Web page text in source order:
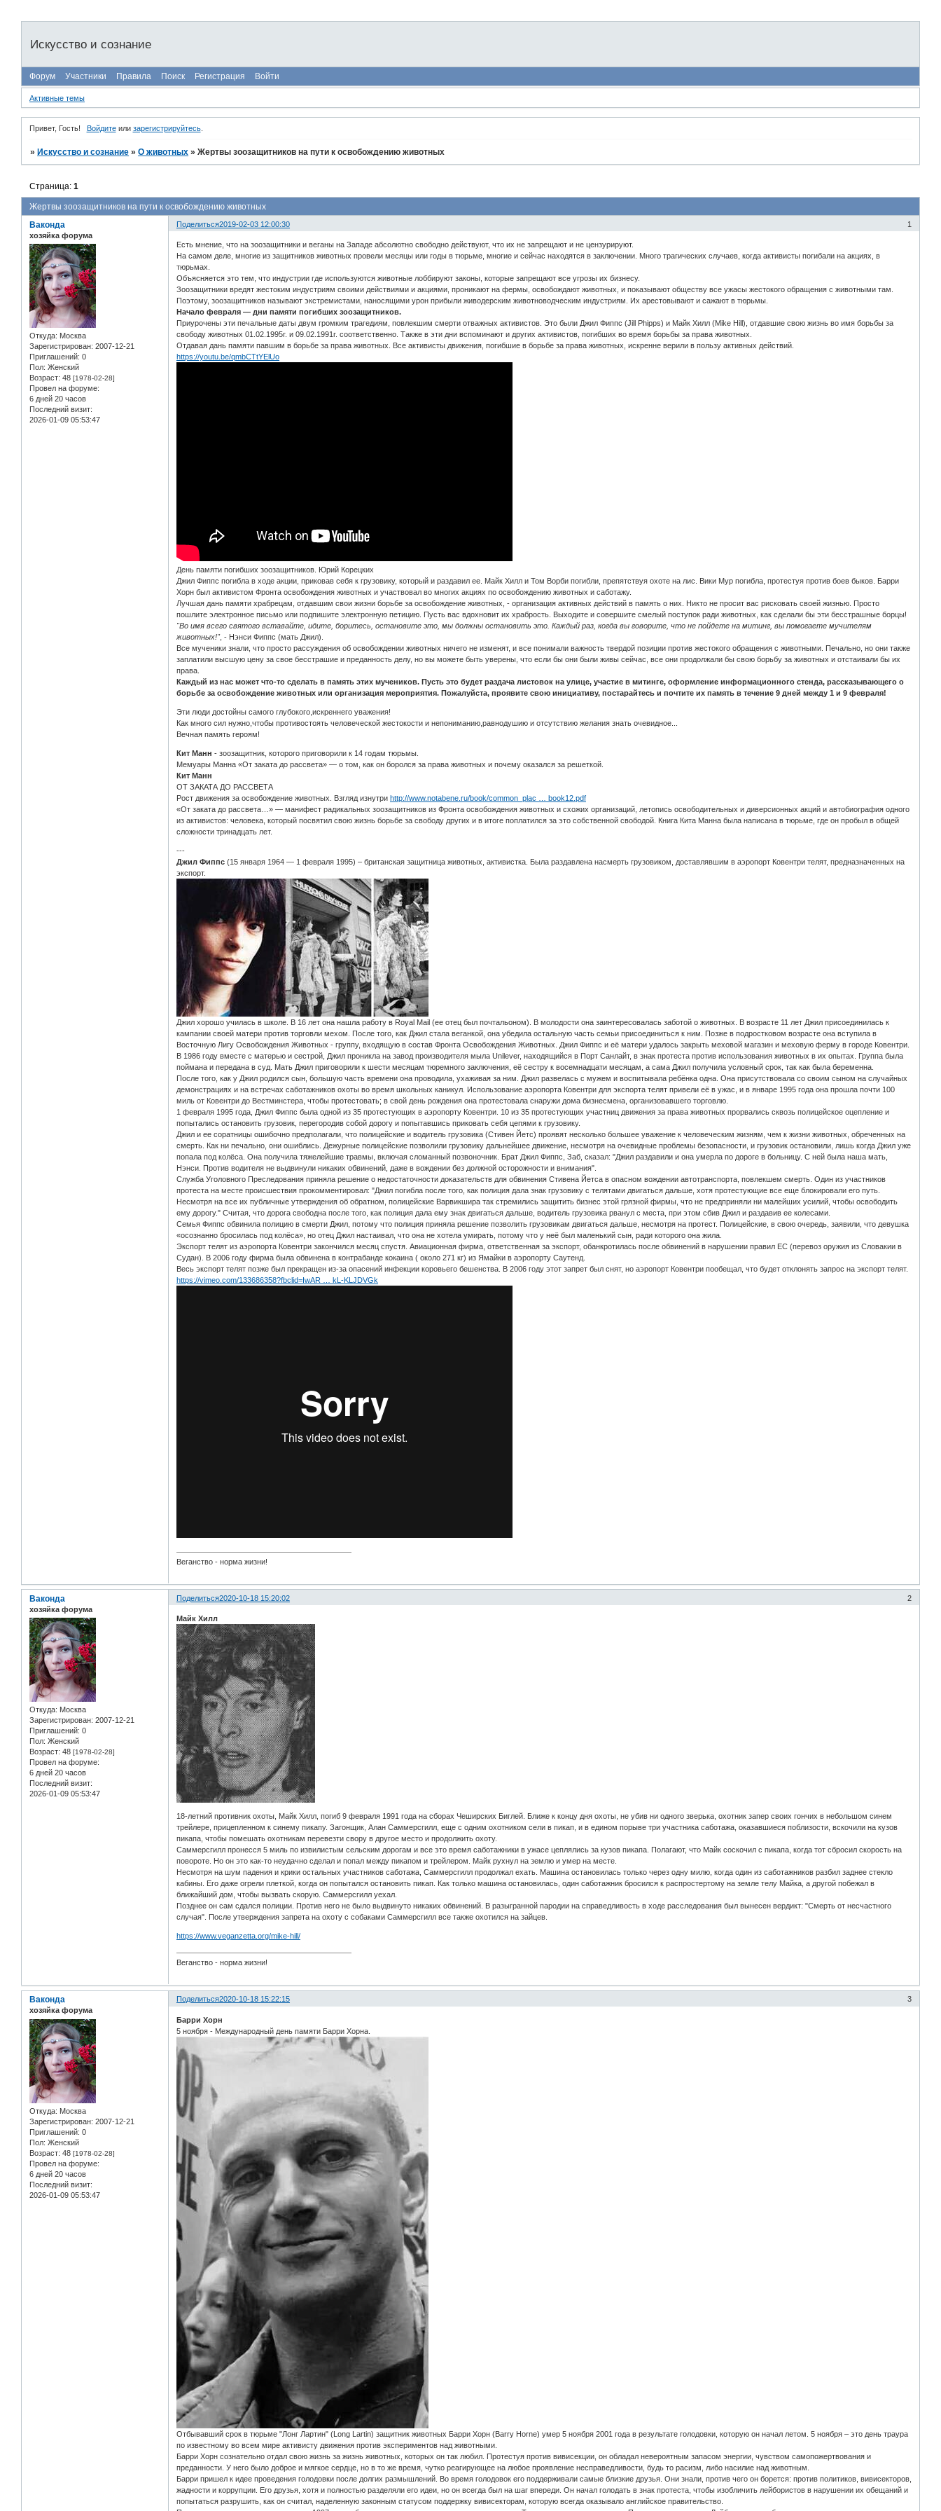
Искусство и сознание
Форум Участники Правила Поиск Регистрация Войти
Активные темы
Привет, Гость! Войдитеили зарегистрируйтесь.
» Искусство и сознание »О животных »Жертвы зоозащитников на пути к освобождению животных
Жертвы зоозащитников на пути к освобождению животных
Страница:1
Поделиться 1
2019-02-03 12:00:30
Ваконда
хозяйка форума
Откуда: Москва
Зарегистрирован: 2007-12-21
Приглашений: 0
Пол: Женский
Возраст: 48 [1978-02-28]
Провел на форуме:
6 дней 20 часов
Последний визит:
2026-01-09 05:53:47
Есть мнение, что на зоозащитники и веганы на Западе абсолютно свободно действуют, что их не запрещают и не цензурируют.
На самом деле, многие из защитников животных провели месяцы или годы в тюрьме, многие и сейчас находятся в заключении. Много трагических случаев, когда активисты погибали на акциях, в
тюрьмах.
Объясняется это тем, что индустрии где используются животные лоббируют законы, которые запрещают все угрозы их бизнесу.
Зоозащитники вредят жестоким индустриям своими действиями и акциями, проникают на фермы, освобождают животных, и показывают обществу все ужасы жестокого обращения с животными там.
Поэтому, зоозащитников называют экстремистами, наносящими урон прибыли живодерским животноводческим индустриям. Их арестовывают и сажают в тюрьмы.
Начало февраля — дни памяти погибших зоозащитников.
Приурочены эти печальные даты двум громким трагедиям, повлекшим смерти отважных активистов. Это были Джил Фиппс (Jill Phipps) и Майк Хилл (Mike Hill), отдавшие свою жизнь во имя борьбы за
свободу животных 01.02.1995г. и 09.02.1991г. соответственно. Также в эти дни вспоминают и других активистов, погибших во время борьбы за права животных.
Отдавая дань памяти павшим в борьбе за права животных. Все активисты движения, погибшие в борьбе за права животных, искренне верили в пользу активных действий.
https://youtu.be/qmbCTtYElUo
День памяти погибших зоозащитников. Юрий Корецких
Джил Фиппс погибла в ходе акции, приковав себя к грузовику, который и раздавил ее. Майк Хилл и Том Ворби погибли, препятствуя охоте на лис. Вики Мур погибла, протестуя против боев быков. Барри
Хорн был активистом Фронта освобождения животных и участвовал во многих акциях по освобождению животных и саботажу.
Лучшая дань памяти храбрецам, отдавшим свои жизни борьбе за освобождение животных, - организация активных действий в память о них. Никто не просит вас рисковать своей жизнью. Просто
пошлите электронное письмо или подпишите электронную петицию. Пусть вас вдохновит их храбрость. Выходите и совершите смелый поступок ради животных, как сделали бы эти бесстрашные борцы!
"Во имя всего святого вставайте, идите, боритесь, остановите это, мы должны остановить это. Каждый раз, когда вы говорите, что не пойдете на митинг, вы помогаете мучителям
животных!", - Нэнси Фиппс (мать Джил).
Все мученики знали, что просто рассуждения об освобождении животных ничего не изменят, и все понимали важность твердой позиции против жестокого обращения с животными. Печально, но они также
заплатили высшую цену за свое бесстрашие и преданность делу, но вы можете быть уверены, что если бы они были живы сейчас, все они продолжали бы свою борьбу за животных и отстаивали бы их
права.
Каждый из нас может что-то сделать в память этих мучеников. Пусть это будет раздача листовок на улице, участие в митинге, оформление информационного стенда, рассказывающего о
борьбе за освобождение животных или организация мероприятия. Пожалуйста, проявите свою инициативу, постарайтесь и почтите их память в течение 9 дней между 1 и 9 февраля!
Эти люди достойны самого глубокого,искреннего уважения!
Как много сил нужно,чтобы противостоять человеческой жестокости и непониманию,равнодушию и отсутствию желания знать очевидное...
Вечная память героям!
Кит Манн - зоозащитник, которого приговорили к 14 годам тюрьмы.
Мемуары Манна «От заката до рассвета» — о том, как он боролся за права животных и почему оказался за решеткой.
Кит Манн
ОТ ЗАКАТА ДО РАССВЕТА
Рост движения за освобождение животных. Взгляд изнутриhttp://www.notabene.ru/book/common_plac … book12.pdf
«От заката до рассвета…» — манифест радикальных зоозащитников из Фронта освобождения животных и схожих организаций, летопись освободительных и диверсионных акций и автобиография одного
из активистов: человека, который посвятил свою жизнь борьбе за свободу других и в итоге поплатился за это собственной свободой. Книга Кита Манна была написана в тюрьме, где он пробыл в общей
сложности тринадцать лет.
---
Джил Фиппс (15 января 1964 — 1 февраля 1995) – британская защитница животных, активистка. Была раздавлена насмерть грузовиком, доставлявшим в аэропорт Ковентри телят, предназначенных на
экспорт.
Джил хорошо училась в школе. В 16 лет она нашла работу в Royal Mail (ее отец был почтальоном). В молодости она заинтересовалась заботой о животных. В возрасте 11 лет Джил присоединилась к
кампании своей матери против торговли мехом. После того, как Джил стала веганкой, она убедила остальную часть семьи присоединиться к ним. Позже в подростковом возрасте она вступила в
Восточную Лигу Освобождения Животных - группу, входящую в состав Фронта Освобождения Животных. Джил Фиппс и её матери удалось закрыть меховой магазин и меховую ферму в городе Ковентри.
В 1986 году вместе с матерью и сестрой, Джил проникла на завод производителя мыла Unilever, находящийся в Порт Санлайт, в знак протеста против использования животных в их опытах. Группа была
поймана и передана в суд. Мать Джил приговорили к шести месяцам тюремного заключения, её сестру к восемнадцати месяцам, а сама Джил получила условный срок, так как была беременна.
После того, как у Джил родился сын, большую часть времени она проводила, ухаживая за ним. Джил развелась с мужем и воспитывала ребёнка одна. Она присутствовала со своим сыном на случайных
демонстрациях и на встречах саботажников охоты во время школьных каникул. Использование аэропорта Ковентри для экспорта телят привели её в ужас, и в январе 1995 года она прошла почти 100
миль от Ковентри до Вестминстера, чтобы протестовать; в свой день рождения она протестовала снаружи дома бизнесмена, организовавшего торговлю.
1 февраля 1995 года, Джил Фиппс была одной из 35 протестующих в аэропорту Ковентри. 10 из 35 протестующих участниц движения за права животных прорвались сквозь полицейское оцепление и
попытались остановить грузовик, перегородив собой дорогу и попытавшись приковать себя цепями к грузовику.
Джил и ее соратницы ошибочно предполагали, что полицейские и водитель грузовика (Стивен Йетс) проявят несколько большее уважение к человеческим жизням, чем к жизни животных, обреченных на
смерть. Как ни печально, они ошиблись. Дежурные полицейские позволили грузовику дальнейшее движение, несмотря на очевидные проблемы безопасности, и грузовик остановили, лишь когда Джил уже
попала под колёса. Она получила тяжелейшие травмы, включая сломанный позвоночник. Брат Джил Фиппс, Заб, сказал: "Джил раздавили и она умерла по дороге в больницу. С ней была наша мать,
Нэнси. Против водителя не выдвинули никаких обвинений, даже в вождении без должной осторожности и внимания".
Служба Уголовного Преследования приняла решение о недостаточности доказательств для обвинения Стивена Йетса в опасном вождении автотранспорта, повлекшем смерть. Один из участников
протеста на месте происшествия прокомментировал: "Джил погибла после того, как полиция дала знак грузовику с телятами двигаться дальше, хотя протестующие все еще блокировали его путь.
Несмотря на все их публичные утверждения об обратном, полицейские Варвикшира так стремились защитить бизнес этой грязной фирмы, что не предприняли ни малейших усилий, чтобы освободить
ему дорогу." Считая, что дорога свободна после того, как полиция дала ему знак двигаться дальше, водитель грузовика рванул с места, при этом сбив Джил и раздавив ее колесами.
Семья Фиппс обвинила полицию в смерти Джил, потому что полиция приняла решение позволить грузовикам двигаться дальше, несмотря на протест. Полицейские, в свою очередь, заявили, что девушка
«осознанно бросилась под колёса», но отец Джил настаивал, что она не хотела умирать, потому что у неё был маленький сын, ради которого она жила.
Экспорт телят из аэропорта Ковентри закончился месяц спустя. Авиационная фирма, ответственная за экспорт, обанкротилась после обвинений в нарушении правил ЕС (перевоз оружия из Словакии в
Судан). В 2006 году фирма была обвинена в контрабанде кокаина ( около 271 кг) из Ямайки в аэропорту Саутенд.
Весь экспорт телят позже был прекращен из-за опасений инфекции коровьего бешенства. В 2006 году этот запрет был снят, но аэропорт Ковентри пообещал, что будет отклонять запрос на экспорт телят.
https://vimeo.com/133686358?fbclid=IwAR … kL-KLJDVGk
Веганство - норма жизни!
Поделиться 2
2020-10-18 15:20:02
Ваконда
хозяйка форума
Откуда: Москва
Зарегистрирован: 2007-12-21
Приглашений: 0
Пол: Женский
Возраст: 48 [1978-02-28]
Провел на форуме:
6 дней 20 часов
Последний визит:
2026-01-09 05:53:47
Майк Хилл
18-летний противник охоты, Майк Хилл, погиб 9 февраля 1991 года на сборах Чеширских Биглей. Ближе к концу дня охоты, не убив ни одного зверька, охотник запер своих гончих в небольшом синем
трейлере, прицепленном к синему пикапу. Загонщик, Алан Саммерсгилл, еще с одним охотником сели в пикап, и в едином порыве три участника саботажа, оказавшиеся поблизости, вскочили на кузов
пикапа, чтобы помешать охотникам перевезти свору в другое место и продолжить охоту.
Саммерсгилл пронесся 5 миль по извилистым сельским дорогам и все это время саботажники в ужасе цеплялись за кузов пикапа. Полагают, что Майк соскочил с пикапа, когда тот сбросил скорость на
повороте. Но он это как-то неудачно сделал и попал между пикапом и трейлером. Майк рухнул на землю и умер на месте.
Несмотря на шум падения и крики остальных участников саботажа, Саммерсгилл продолжал ехать. Машина остановилась только через одну милю, когда один из саботажников разбил заднее стекло
кабины. Его даже огрели плеткой, когда он попытался остановить пикап. Как только машина остановилась, один саботажник бросился к распростертому на земле телу Майка, а другой побежал в
ближайший дом, чтобы вызвать скорую. Саммерсгилл уехал.
Позднее он сам сдался полиции. Против него не было выдвинуто никаких обвинений. В разыгранной пародии на справедливость в ходе расследования был вынесен вердикт: "Смерть от несчастного
случая". После утверждения запрета на охоту с собаками Саммерсгилл все также охотился на зайцев.
https://www.veganzetta.org/mike-hill/
Веганство - норма жизни!
Поделиться 3
2020-10-18 15:22:15
Ваконда
хозяйка форума
Откуда: Москва
Зарегистрирован: 2007-12-21
Приглашений: 0
Пол: Женский
Возраст: 48 [1978-02-28]
Провел на форуме:
6 дней 20 часов
Последний визит:
2026-01-09 05:53:47
Барри Хорн
5 ноября - Международный день памяти Барри Хорна.
Отбывавший срок в тюрьме "Лонг Лартин" (Long Lartin) защитник животных Барри Хорн (Barry Horne) умер 5 ноября 2001 года в результате голодовки, которую он начал летом. 5 ноября – это день траура
по известному во всем мире активисту движения против экспериментов над животными.
Барри Хорн сознательно отдал свою жизнь за жизнь животных, которых он так любил. Протестуя против вивисекции, он обладал невероятным запасом энергии, чувством самопожертвования и
преданности. У него было доброе и мягкое сердце, но в то же время, чутко реагирующее на любое проявление несправедливости, будь то расизм, либо насилие над животным.
Барри пришел к идее проведения голодовки после долгих размышлений. Во время голодовок его поддерживали самые близкие друзья. Они знали, против чего он борется: против политиков, вивисекторов,
жадности и коррупции. Его друзья, хотя и полностью разделяли его идеи, но он всегда был на шаг впереди. Он начал голодать в знак протеста, чтобы изобличить лейбористов в нарушении их обещаний и
попытаться разрушить, как он считал, наделенную законным статусом поддержку вивисекторам, которую всегда оказывало английское правительство.